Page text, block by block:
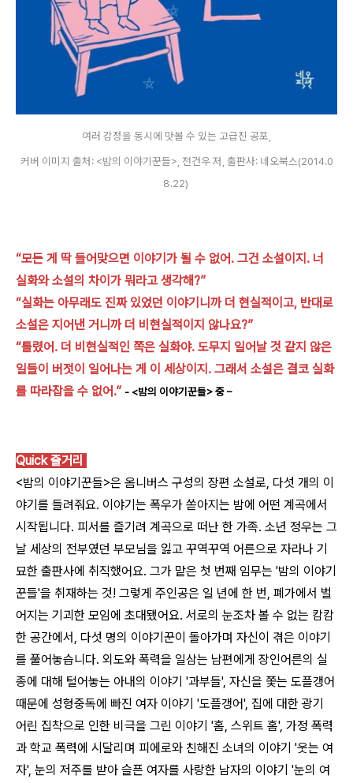
여러 감정을 동시에 맛볼 수 있는 고급진 공포,
커버 이미지 출처: <밤의 이야기꾼들>, 전건우 저, 출판사: 네오북스(2014.0
8.22)
“모든 게 딱 들어맞으면 이야기가 될 수 없어. 그건 소설이지. 너
실화와 소설의 차이가 뭐라고 생각해?”
“실화는 아무래도 진짜 있었던 이야기니까 더 현실적이고, 반대로
소설은 지어낸 거니까 더 비현실적이지 않나요?”
“틀렸어. 더 비현실적인 쪽은 실화야. 도무지 일어날 것 같지 않은
일들이 버젓이 일어나는 게 이 세상이지. 그래서 소설은 결코 실화
를 따라잡을 수 없어.” - <밤의 이야기꾼들> 중 –
Quick 줄거리
<밤의 이야기꾼들>은 옴니버스 구성의 장편 소설로, 다섯 개의 이
야기를 들려줘요. 이야기는 폭우가 쏟아지는 밤에 어떤 계곡에서
시작됩니다. 피서를 즐기려 계곡으로 떠난 한 가족. 소년 정우는 그
날 세상의 전부였던 부모님을 잃고 꾸역꾸역 어른으로 자라나 기
묘한 출판사에 취직했어요. 그가 맡은 첫 번째 임무는 '밤의 이야기
꾼들'을 취재하는 것! 그렇게 주인공은 일 년에 한 번, 폐가에서 벌
어지는 기괴한 모임에 초대됐어요. 서로의 눈조차 볼 수 없는 캄캄
한 공간에서, 다섯 명의 이야기꾼이 돌아가며 자신이 겪은 이야기
를 풀어놓습니다. 외도와 폭력을 일삼는 남편에게 장인어른의 실
종에 대해 털어놓는 아내의 이야기 '과부들', 자신을 쫓는 도플갱어
때문에 성형중독에 빠진 여자 이야기 '도플갱어', 집에 대한 광기
어린 집착으로 인한 비극을 그린 이야기 '홈, 스위트 홈', 가정 폭력
과 학교 폭력에 시달리며 피에로와 친해진 소녀의 이야기 '웃는 여
자', 눈의 저주를 받아 슬픈 여자를 사랑한 남자의 이야기 '눈의 여